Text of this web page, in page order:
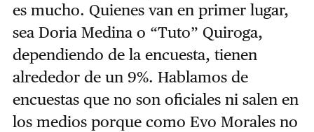
es mucho. Quienes van en primer lugar,
sea Doria Medina o “Tuto” Quiroga,
dependiendo de la encuesta, tienen
alrededor de un 9%. Hablamos de
encuestas que no son oficiales ni salen en
los medios porque como Evo Morales no